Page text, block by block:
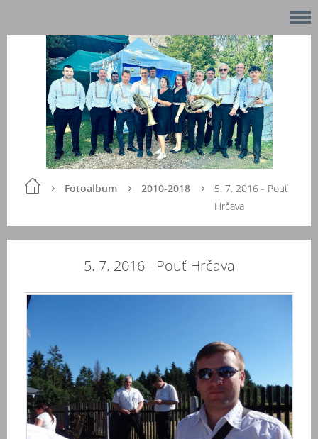
Fotoalbum 2010-2018
5. 7. 2016 - Pouť
Hrčava
5. 7. 2016 - Pouť Hrčava